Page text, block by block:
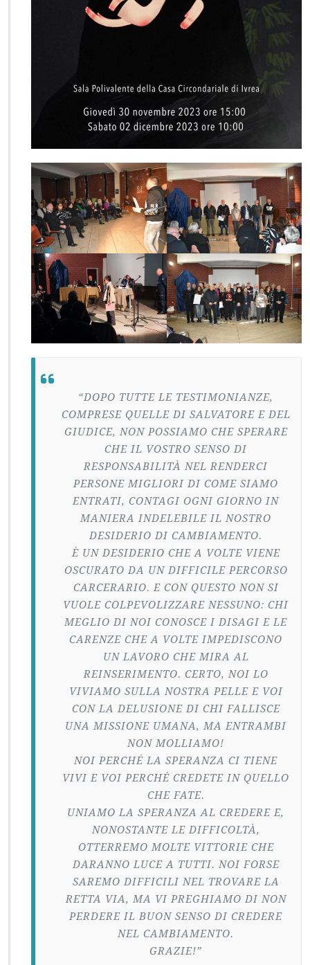
“DOPO TUTTE LE TESTIMONIANZE,
COMPRESE QUELLE DI SALVATORE E DEL
GIUDICE, NON POSSIAMO CHE SPERARE
CHE IL VOSTRO SENSO DI
RESPONSABILITÀ NEL RENDERCI
PERSONE MIGLIORI DI COME SIAMO
ENTRATI, CONTAGI OGNI GIORNO IN
MANIERA INDELEBILE IL NOSTRO
DESIDERIO DI CAMBIAMENTO.
È UN DESIDERIO CHE A VOLTE VIENE
OSCURATO DA UN DIFFICILE PERCORSO
CARCERARIO. E CON QUESTO NON SI
VUOLE COLPEVOLIZZARE NESSUNO: CHI
MEGLIO DI NOI CONOSCE I DISAGI E LE
CARENZE CHE A VOLTE IMPEDISCONO
UN LAVORO CHE MIRA AL
REINSERIMENTO. CERTO, NOI LO
VIVIAMO SULLA NOSTRA PELLE E VOI
CON LA DELUSIONE DI CHI FALLISCE
UNA MISSIONE UMANA, MA ENTRAMBI
NON MOLLIAMO!
NOI PERCHÉ LA SPERANZA CI TIENE
VIVI E VOI PERCHÉ CREDETE IN QUELLO
CHE FATE.
UNIAMO LA SPERANZA AL CREDERE E,
NONOSTANTE LE DIFFICOLTÀ,
OTTERREMO MOLTE VITTORIE CHE
DARANNO LUCE A TUTTI. NOI FORSE
SAREMO DIFFICILI NEL TROVARE LA
RETTA VIA, MA VI PREGHIAMO DI NON
PERDERE IL BUON SENSO DI CREDERE
NEL CAMBIAMENTO.
GRAZIE!”